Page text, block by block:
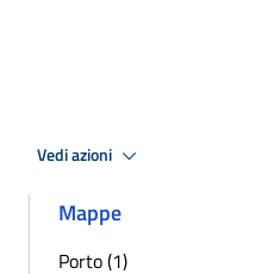
Vedi azioni
Mappe
Porto (1)